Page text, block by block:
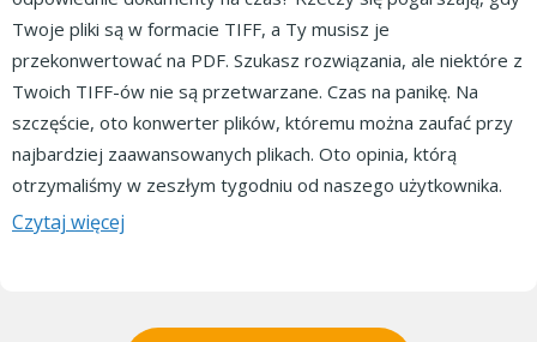
Twoje pliki są w formacie TIFF, a Ty musisz je
przekonwertować na PDF. Szukasz rozwiązania, ale niektóre z
Twoich TIFF-ów nie są przetwarzane. Czas na panikę. Na
szczęście, oto konwerter plików, któremu można zaufać przy
najbardziej zaawansowanych plikach. Oto opinia, którą
otrzymaliśmy w zeszłym tygodniu od naszego użytkownika.
Czytaj więcej